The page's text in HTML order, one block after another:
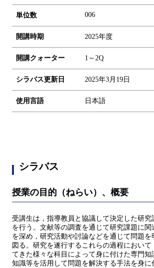
単位数 006
開講時期 2025年度
開講クォーター 1～2Q
シラバス更新日 2025年3月19日
使用言語 日本語
シラバス
授業の目的（ねらい）、概要
受講生は，指導教員と協議して決定した研究
を行う。文献等の調査を通じて研究課題に
を深め，研究活動や討論などを通じて問題を
図る。研究を遂行するこれらの過程において
てきた様々な科目によって身に付けた専門知
知識等を活用して問題を解決する手法を身に